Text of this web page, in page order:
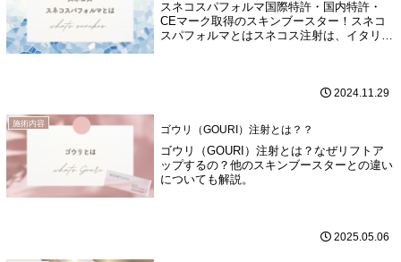
スネコスパフォルマ国際特許・国内特許・
CEマーク取得のスキンブースター！スネコ
スパフォルマとはスネコス注射は、イタリア
2024.11.29
施術内容 ゴウリ（GOURI）注射とは？？
ゴウリ（GOURI）注射とは？なぜリフトア
ップするの？他のスキンブースターとの違い
についても解説。
2025.05.06